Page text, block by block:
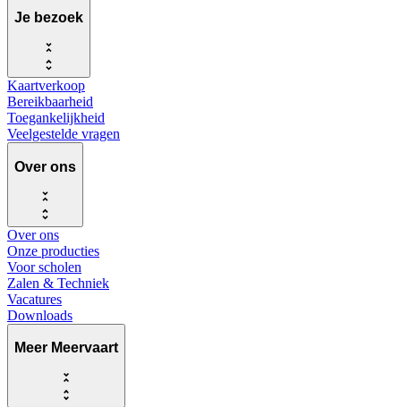
Je bezoek
Kaartverkoop
Bereikbaarheid
Toegankelijkheid
Veelgestelde vragen
Over ons
Over ons
Onze producties
Voor scholen
Zalen & Techniek
Vacatures
Downloads
Meer Meervaart